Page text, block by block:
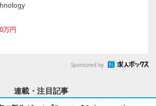
万円
Sponsored by
連載・注目記事